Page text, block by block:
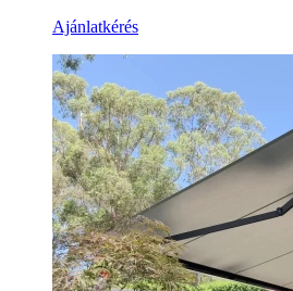
Ajánlatkérés